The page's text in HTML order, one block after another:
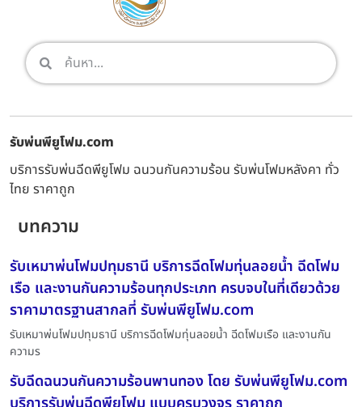
รับพ่นพียูโฟม.com
บริการรับพ่นฉีดพียูโฟม ฉนวนกันความร้อน รับพ่นโฟมหลังคา ทั่ว
ไทย ราคาถูก
บทความ
รับเหมาพ่นโฟมปทุมธานี บริการฉีดโฟมทุ่นลอยน้ำ ฉีดโฟม
เรือ และงานกันความร้อนทุกประเภท ครบจบในที่เดียวด้วย
ราคามาตรฐานสากลที่ รับพ่นพียูโฟม.com
รับเหมาพ่นโฟมปทุมธานี บริการฉีดโฟมทุ่นลอยน้ำ ฉีดโฟมเรือ และงานกัน
ความร
รับฉีดฉนวนกันความร้อนพานทอง โดย รับพ่นพียูโฟม.com